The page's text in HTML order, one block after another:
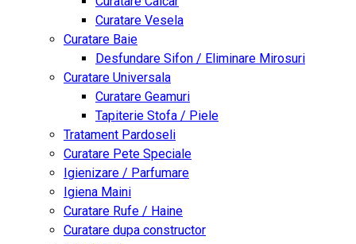
Curatare Vesela
Curatare Baie
Desfundare Sifon / Eliminare Mirosuri
Curatare Universala
Curatare Geamuri
Tapiterie Stofa / Piele
Tratament Pardoseli
Curatare Pete Speciale
Igienizare / Parfumare
Igiena Maini
Curatare Rufe / Haine
Curatare dupa constructor